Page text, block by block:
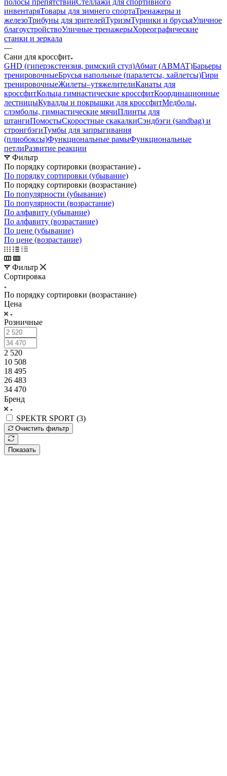
инвентаряТовары для зимнего спортаТренажеры и
железоТрибуны для зрителейТуризмТурники и брусьяУличное
благоустройствоУличные тренажерыХореографические
станки и зеркала
—
Сани для кроссфит
GHD (гиперэкстензия, римский стул)Абмат (ABMAT)Барьеры
тренировочныеБрусья напольные (паралетсы, хайлетсы)Гири
тренировочныеЖилеты–утяжелителиКанаты для
кроссфитКольца гимнастические кроссфитКоординационные
лестницыКувалды и покрышки для кроссфитМедболы,
слэмболы, гимнастические мячиПлинты для
штангиПомостыСкоростные скакалкиСэндбэги (sandbag) и
стронгбэгиТумбы для запрыгивания
(плиобоксы)Функциональные рамыФункциональные
петлиРазвитие реакции
Фильтр
По порядку сортировки (возрастание)
По порядку сортировки (убывание)
По порядку сортировки (возрастание)
По популярности (убывание)
По популярности (возрастание)
По алфавиту (убывание)
По алфавиту (возрастание)
По цене (убывание)
По цене (возрастание)
Фильтр
Сортировка
По порядку сортировки (возрастание)
Цена
Розничные
2 520
10 508
18 495
26 483
34 470
Бренд
SPEKTR SPORT (3)
Очистить фильтр
Показать